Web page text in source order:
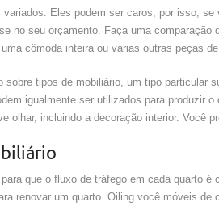
variados. Eles podem ser caros, por isso,
no seu orçamento. Faça uma
cômoda inteira ou várias outras peças
sobre tipos de mobiliário, um tipo particular
igualmente ser utilizados para produzir
olhar, incluindo a decoração interior. Você
que o fluxo de tráfego em cada quarto
renovar um quarto. Oiling você móveis